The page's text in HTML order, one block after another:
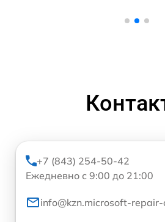
+7 (843) 254-50-42
Ежедневно с 9:00 до 21:00
info@kzn.microsoft-repair-